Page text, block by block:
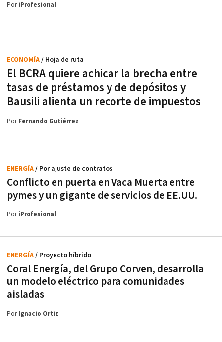
PoriProfesional
El BCRA quiere achicar la brecha entre
tasas de préstamos y de depósitos y
Bausili alienta un recorte de impuestos
ECONOMÍA/ Hoja de ruta
PorFernando Gutiérrez
Conflicto en puerta en Vaca Muerta entre
pymes y un gigante de servicios de EE.UU.
ENERGÍA/ Por ajuste de contratos
PoriProfesional
Coral Energía, del Grupo Corven, desarrolla
un modelo eléctrico para comunidades
aisladas
ENERGÍA/ Proyecto híbrido
PorIgnacio Ortiz